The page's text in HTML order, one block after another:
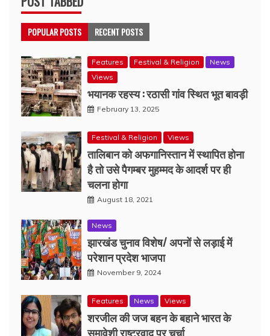
POPULAR POSTS RECENT POSTS
Features Festival & Religion
News
Views
भयानक रहस्य : रठासी गांव स्थित भूत बावड़ी
February 13, 2025
Festival & Religion Views
तालिबान को अफगानिस्तान में स्थापित होना
है तो उसे पैगम्बर मुहम्मद के आदर्श पर ही
चलना होगा
August 18, 2021
News
झारखंड चुनाव विशेष/ अपनों से लड़ाई में
परेशान प्रदेश भाजपा
November 9, 2024
Features News Views
शरजील की जज बहन के बहाने भारत के
समावेशी राष्ट्रवाद पर चर्चा